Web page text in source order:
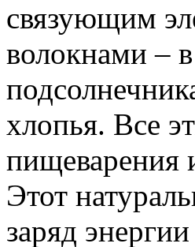
связующим
волокнами –
хлопья. Все
пищеварения
Этот
заряд